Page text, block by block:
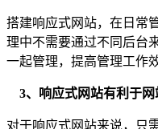
搭建响应式网站，在日常
理中不需要通过不同后台
一起管理，提高管理工作效
3、响应式网站有利于网
对于响应式网站来说，只